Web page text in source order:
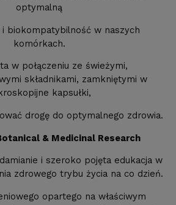
optymalną
i biokompatybilność w naszych
komórkach.
w połączeniu ze świeżymi,
składnikami, zamkniętymi w
kapsułki,
drogę do optymalnego zdrowia.
& Medicinal Research
i szeroko pojęta edukacja w
zdrowego trybu życia na co dzień.
opartego na właściwym